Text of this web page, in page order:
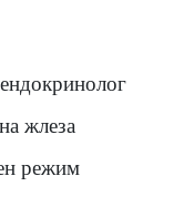
жлеза
режим